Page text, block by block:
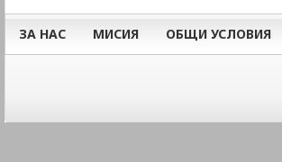
ЗА НАС МИСИЯ ОБЩИ УСЛОВИЯ